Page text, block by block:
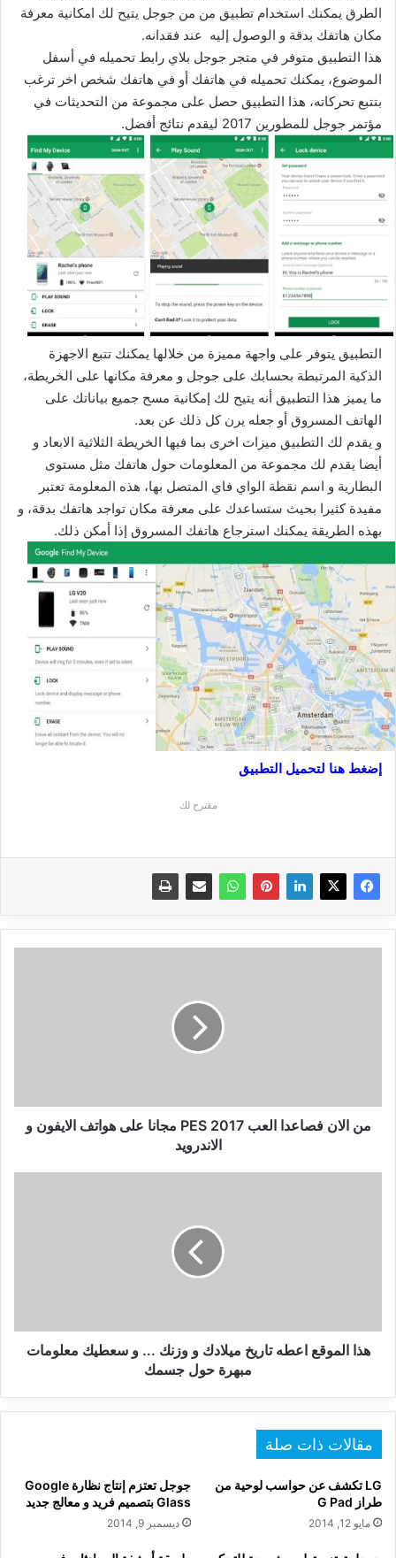
الطرق يمكنك استخدام تطبيق من من جوجل يتيح لك امكانية معرفة
مكان هاتفك بدقة و الوصول إليه عند فقدانه.
هذا التطبيق متوفر في متجر جوجل بلاي رابط تحميله في أسفل
الموضوع، يمكنك تحميله في هاتفك أو في هاتفك شخص اخر ترغب
بتتبع تحركاته، هذا التطبيق حصل على مجموعة من التحديثات في
مؤتمر جوجل للمطورين 2017 ليقدم نتائج أفضل.
التطبيق يتوفر على واجهة مميزة من خلالها يمكنك تتبع الاجهزة
الذكية المرتبطة بحسابك على جوجل و معرفة مكانها على الخريطة،
ما يميز هذا التطبيق أنه يتيح لك إمكانية مسح جميع بياناتك على
الهاتف المسروق أو جعله يرن كل ذلك عن بعد.
و يقدم لك التطبيق ميزات اخرى بما فيها الخريطة الثلاثية الابعاد و
أيضا يقدم لك مجموعة من المعلومات حول هاتفك مثل مستوى
البطارية و اسم نقطة الواي فاي المتصل بها، هذه المعلومة تعتبر
مفيدة كثيرا بحيث ستساعدك على معرفة مكان تواجد هاتفك بدقة، و
بهذه الطريقة يمكنك استرجاع هاتفك المسروق إذا أمكن ذلك.
إضغط هنا لتحميل التطبيق
مقترح لك
هواتف
الايفون
من الان فصاعدا العب PES 2017 مجانا على هواتف الايفون و
الاندرويد
و
سعطيك
هذا الموقع اعطه تاريخ ميلادك و وزنك ... و سعطيك معلومات
مبهرة حول جسمك
مقالات ذات صلة
LG تكشف عن حواسب لوحية من
طراز G Pad
مايو 12, 2014
جوجل تعتزم إنتاج نظارة Google
Glass بتصميم فريد و معالج جديد
ديسمبر 9, 2014